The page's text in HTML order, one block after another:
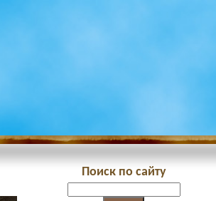
Поиск по сайту